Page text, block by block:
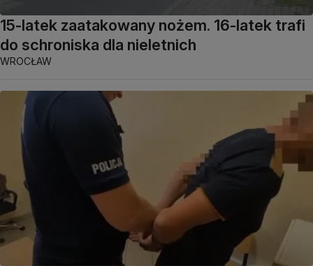
15-latek zaatakowany nożem. 16-latek trafi
do schroniska dla nieletnich
WROCŁAW